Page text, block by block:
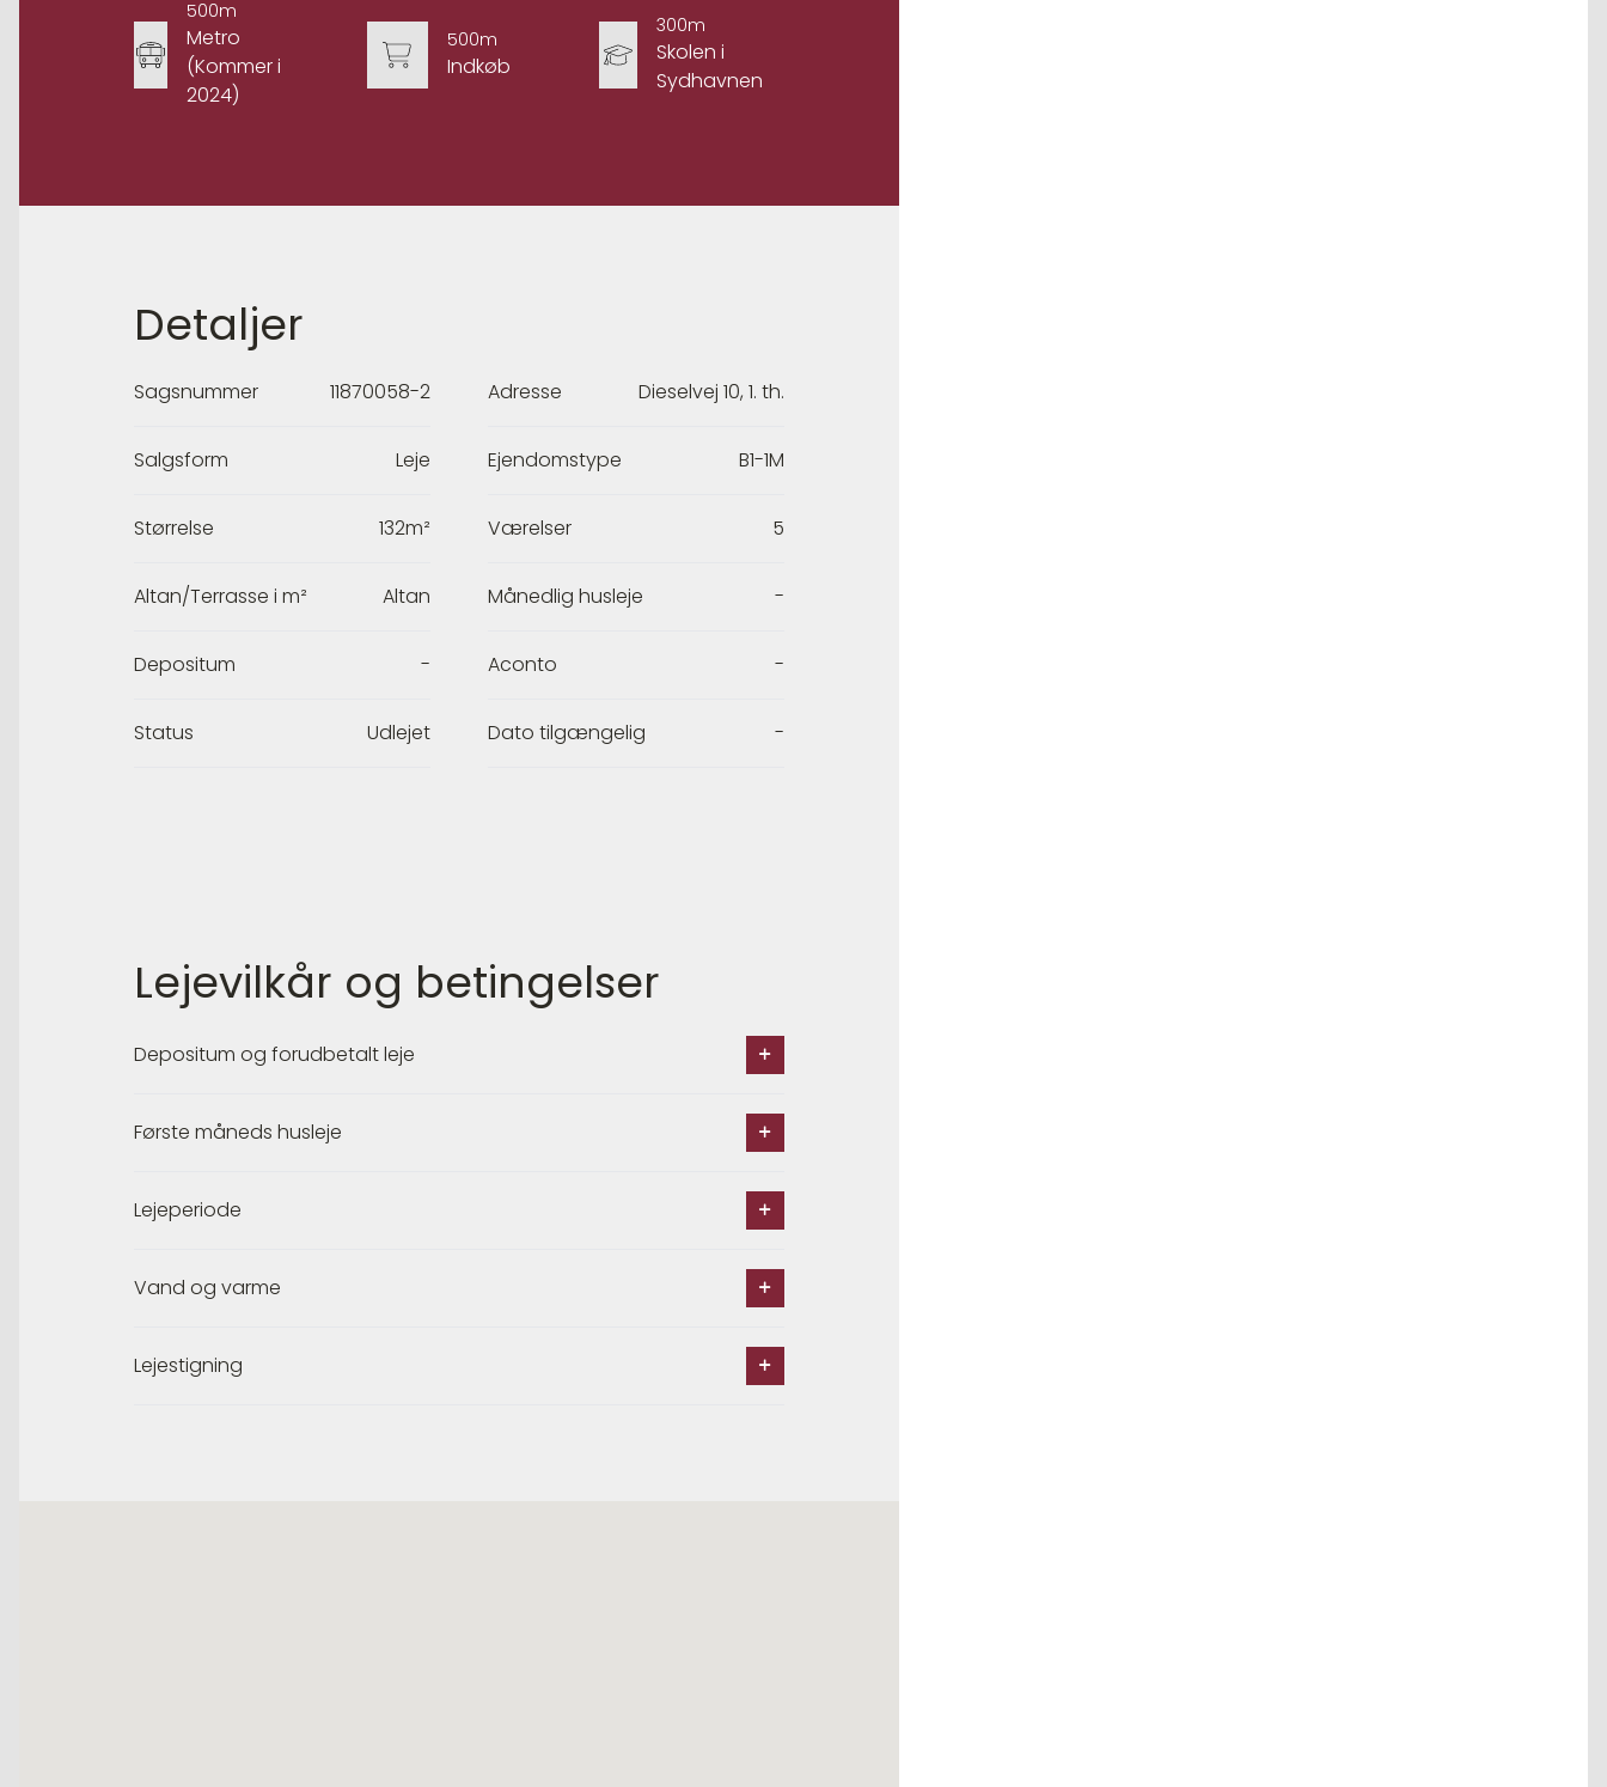
500m
Metro
(Kommer i
2024)
500m
Indkøb
300m
Skolen i
Sydhavnen
Detaljer
Sagsnummer 11870058-2 Adresse Dieselvej 10, 1. th.
Salgsform Leje Ejendomstype B1-1M
Størrelse 132m² Værelser 5
Altan/Terrasse i m² Altan Månedlig husleje -
Depositum - Aconto -
Status Udlejet Dato tilgængelig -
Lejevilkår og betingelser
Depositum og forudbetalt leje
Første måneds husleje
Lejeperiode
Vand og varme
Lejestigning